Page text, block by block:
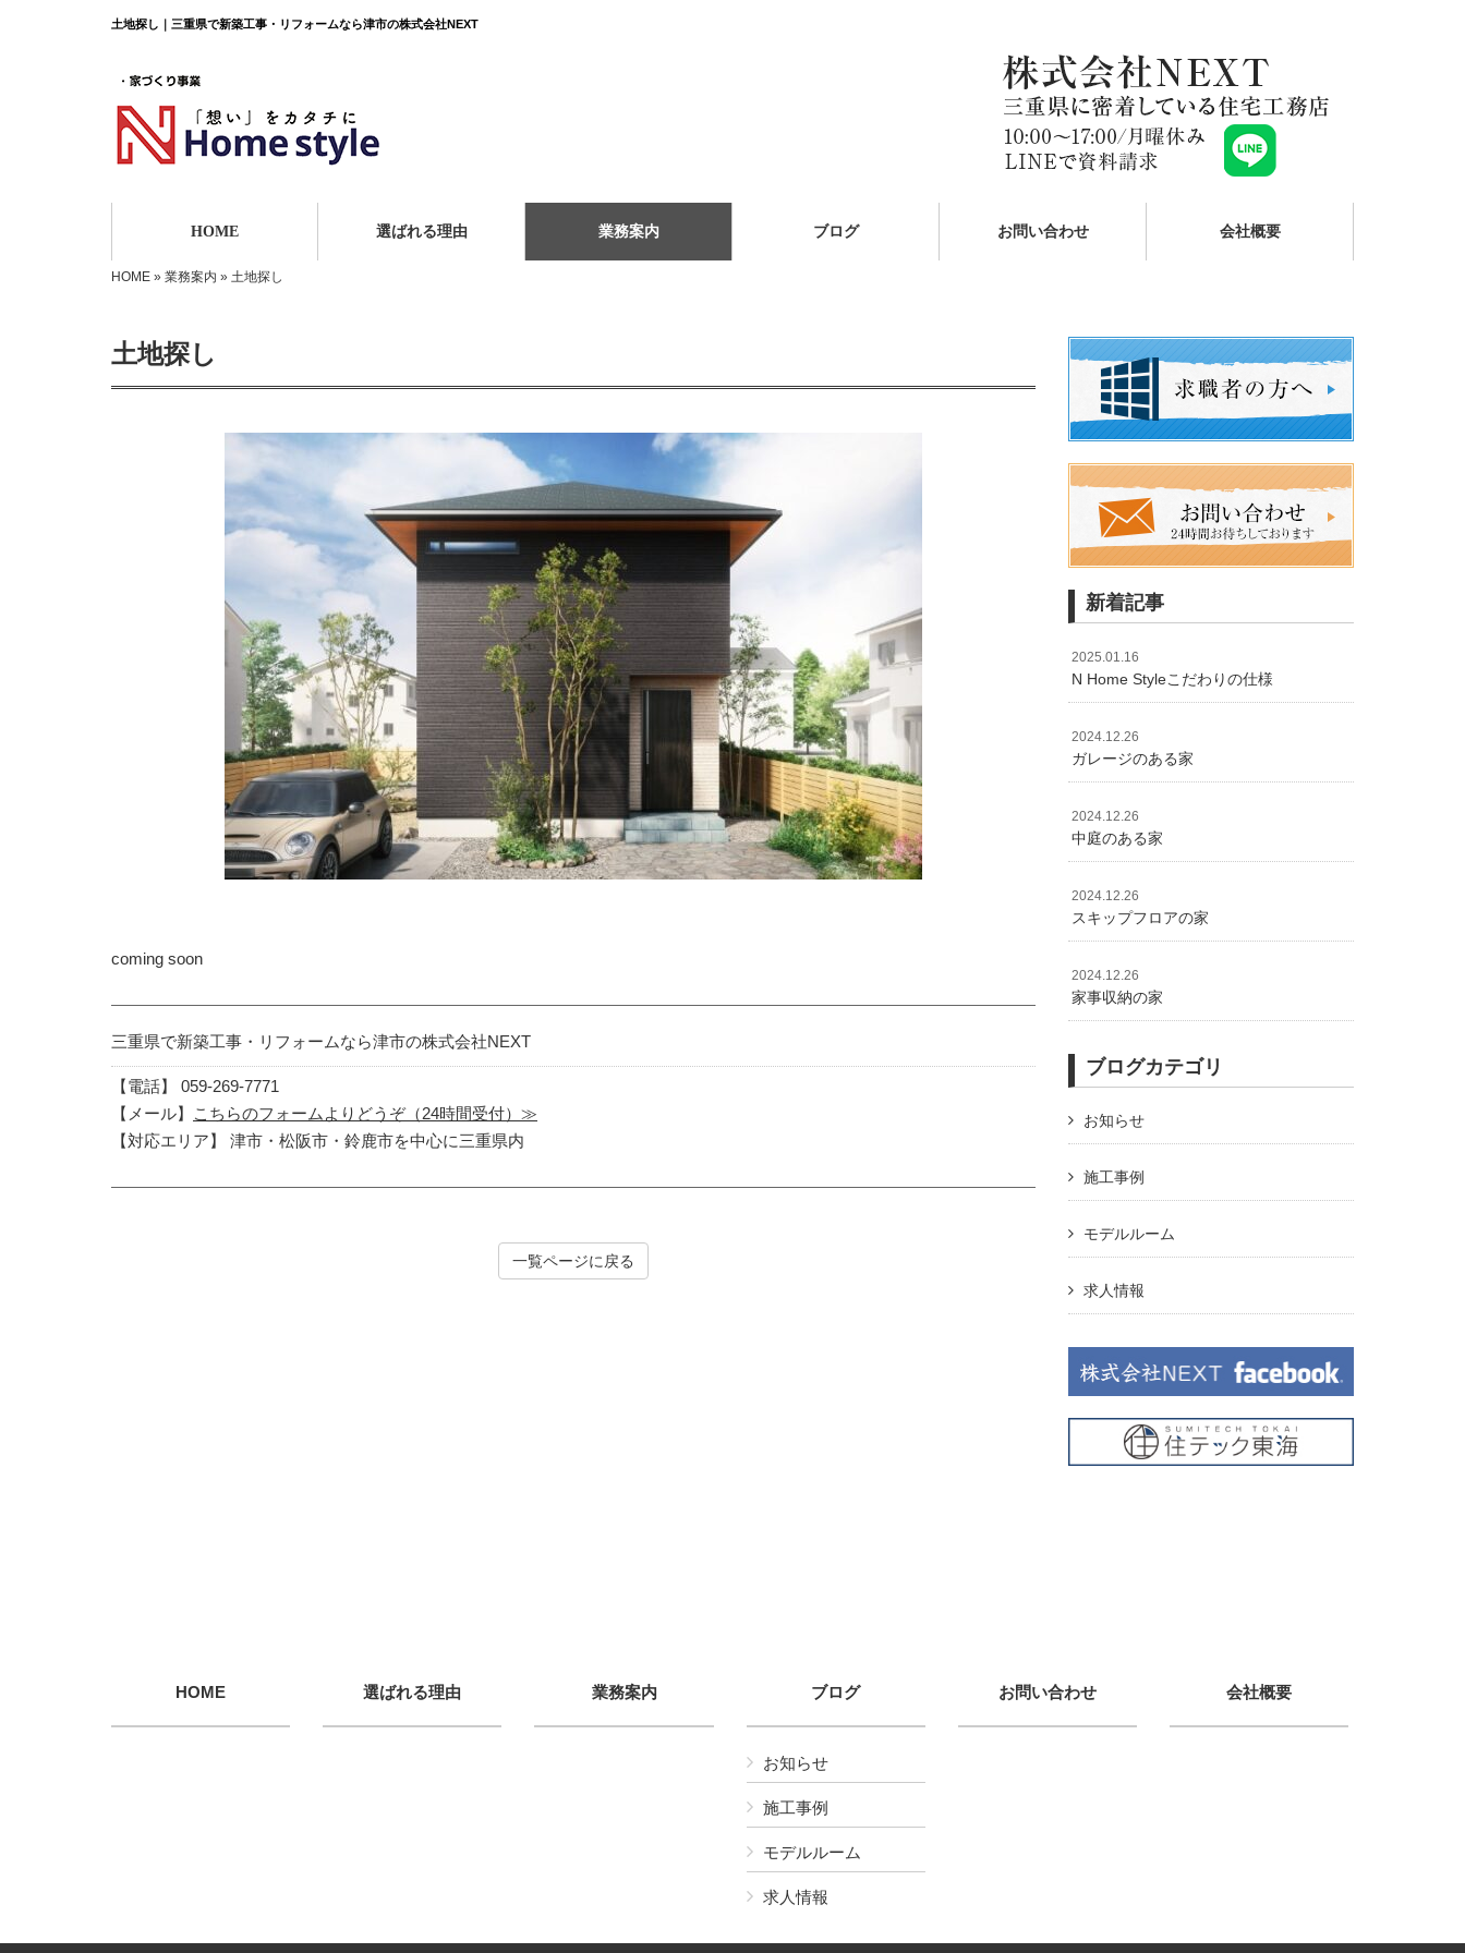
土地探し｜三重県で新築工事・リフォームなら津市の株式会社NEXT
HOME 選ばれる理由 業務案内 ブログ お問い合わせ 会社概要
HOME » 業務案内 » 土地探し
土地探し
coming soon
三重県で新築工事・リフォームなら津市の株式会社NEXT
【電話】 059-269-7771
【メール】
こちらのフォームよりどうぞ（24時間受付）≫
【対応エリア】 津市・松阪市・鈴鹿市を中心に三重県内
一覧ページに戻る
新着記事
2025.01.16
N Home Styleこだわりの仕様
2024.12.26
ガレージのある家
2024.12.26
中庭のある家
2024.12.26
スキップフロアの家
2024.12.26
家事収納の家
ブログカテゴリ
お知らせ
施工事例
モデルルーム
求人情報
HOME 選ばれる理由 業務案内 ブログ
お知らせ
施工事例
モデルルーム
求人情報
お問い合わせ 会社概要